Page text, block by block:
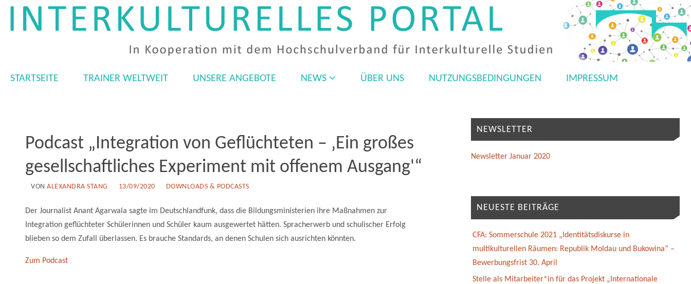
STARTSEITE TRAINER WELTWEIT UNSERE ANGEBOTE NEWS ÜBER UNS NUTZUNGSBEDINGUNGEN IMPRESSUM
Podcast „Integration von Geflüchteten – ‚Ein großes
gesellschaftliches Experiment mit offenem Ausgang'“
VON ALEXANDRA STANG 13/09/2020 DOWNLOADS & PODCASTS
Der Journalist Anant Agarwala sagte im Deutschlandfunk, dass die Bildungsministerien ihre Maßnahmen zur
Integration geflüchteter Schülerinnen und Schüler kaum ausgewertet hätten. Spracherwerb und schulischer Erfolg
blieben so dem Zufall überlassen. Es brauche Standards, an denen Schulen sich ausrichten könnten.
Zum Podcast
NEWSLETTER
Newsletter Januar 2020
NEUESTE BEITRÄGE
CFA: Sommerschule 2021 „Identitätsdiskurse in
multikulturellen Räumen: Republik Moldau und Bukowina“ –
Bewerbungsfrist 30. April
Stelle als Mitarbeiter*in für das Projekt „Internationale